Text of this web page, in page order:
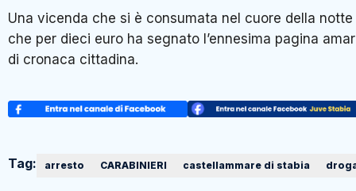
Una vicenda che si è consumata nel cuore della notte
che per dieci euro ha segnato l’ennesima pagina
di cronaca cittadina.
Tag: arresto CARABINIERI castellammare di stabia